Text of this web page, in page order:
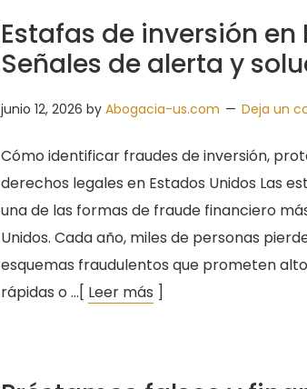
Estafas de inversión en
Señales de alerta y
junio 12, 2026 by Abogacia-us.com Deja un
Cómo identificar fraudes de inversión,
derechos legales en Estados Unidos Las
una de las formas de fraude financiero
Unidos. Cada año, miles de personas
esquemas fraudulentos que prometen
rápidas o …[ Leer más ]